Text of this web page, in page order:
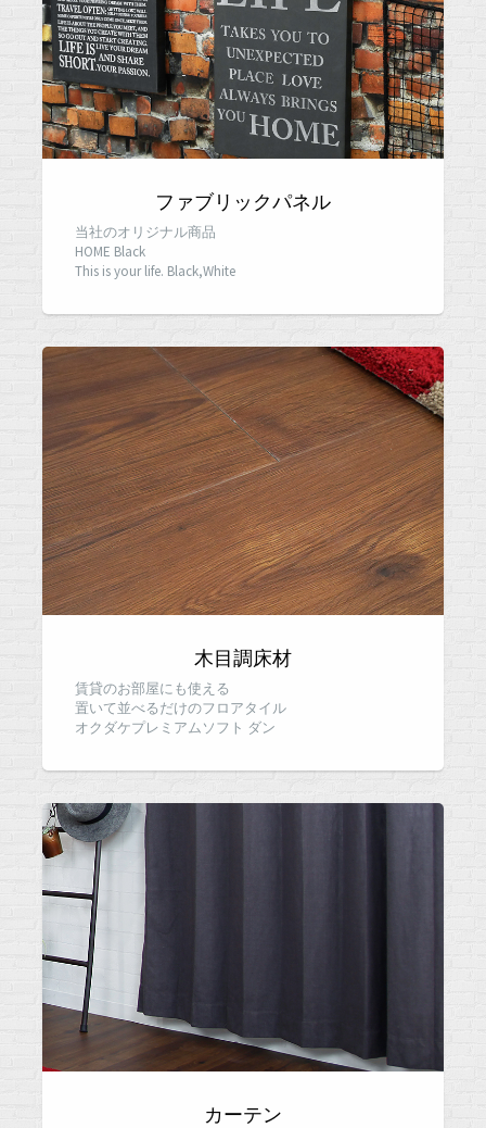
ファブリックパネル
当社のオリジナル商品
HOME Black
This is your life. Black,White
木目調床材
賃貸のお部屋にも使える
置いて並べるだけのフロアタイル
オクダケプレミアムソフト ダン
カーテン